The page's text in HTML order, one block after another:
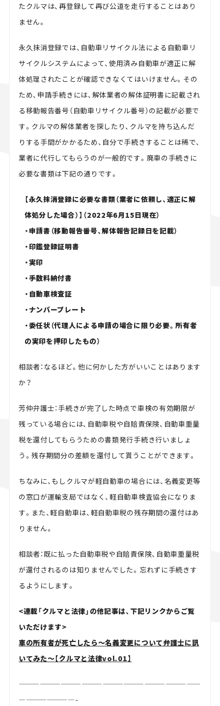
たクルマは、再登録して再び公道を走行することはあり
ません。
永久抹消登録では、自動車リサイクル法による自動車リ
サイクルシステムによって、使用済み自動車が適正に解
体処理されたことが確認できなくてはいけません。その
ため、申請手続きには、解体業者の解体証明書に記載され
る移動報告番号（自動車リサイクル番号）の記載が必要で
す。クルマの解体業者を探したり、クルマを持ち込んだ
りする手間がかかるため、自分で手続きすることは稀で、
業者に代行してもらうのが一般的です。廃車の手続きに
必要な書類は下記の通りです。
【永久抹消登録に必要な書類（業者に依頼し、適正に解
体処分した場合）】（2022年6月15日現在）
・申請書（移動報告番号、解体報告記録日を記載）
・印鑑登録証明書
・実印
・手数料納付書
・自動車検査証
・ナンバープレート
・委任状（代理人による申請の場合に限り必要。所有者
の実印を押印したもの）
相談者：なるほど。他に何かした方がいいことはあります
か？
芳仲弁護士：手続きが完了した時点で車検の有効期限が
残っている場合には、自動車税や自賠責保険、自動車重量
税を還付してもらうための書類発行手続き行いましょ
う。残存期間分の差額を還付して貰うことができます。
ちなみに、もしクルマが軽自動車の場合には、名義変更等
の窓口が運輸支局ではなく、軽自動車検査協会になりま
す。また、軽自動車は、軽自動車税の残存期間の還付はあ
りません。
相談者：既に払った自動車税や自賠責保険、自動車重量税
が還付されるのは知りませんでした。忘れずに手続きす
るようにします。
<連載「クルマと法律」の他記事は、下記リンクからご覧
いただけます>
車の所有者が死亡したら～名義変更について弁護士に訊
いてみた～【クルマと法律vol.01】
——————————————————————————
————————-